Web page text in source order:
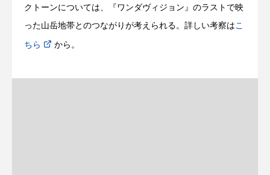
クトーンについては、『ワンダヴィジョン』のラストで映
った山岳地帯とのつながりが考えられる。詳しい考察は こ
ちら から。